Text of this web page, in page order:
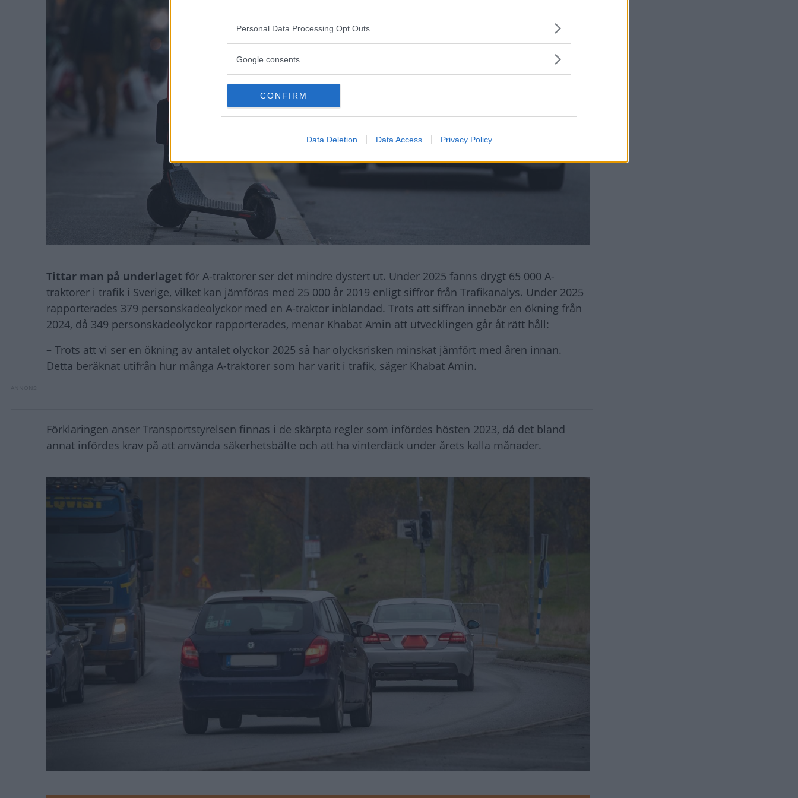
Personal Data Processing Opt Outs
Google consents
CONFIRM
Data Deletion Data Access Privacy Policy
Tittar man på underlaget för A-traktorer ser det mindre dystert ut. Under 2025 fanns drygt 65 000 A-
traktorer i trafik i Sverige, vilket kan jämföras med 25 000 år 2019 enligt siffror från Trafikanalys. Under 2025
rapporterades 379 personskadeolyckor med en A-traktor inblandad. Trots att siffran innebär en ökning från
2024, då 349 personskadeolyckor rapporterades, menar Khabat Amin att utvecklingen går åt rätt håll:
– Trots att vi ser en ökning av antalet olyckor 2025 så har olycksrisken minskat jämfört med åren innan.
Detta beräknat utifrån hur många A-traktorer som har varit i trafik, säger Khabat Amin.
Förklaringen anser Transportstyrelsen finnas i de skärpta regler som infördes hösten 2023, då det bland
annat infördes krav på att använda säkerhetsbälte och att ha vinterdäck under årets kalla månader.